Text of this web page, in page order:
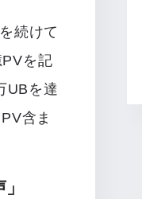
続けて
を記
UBを達
含ま